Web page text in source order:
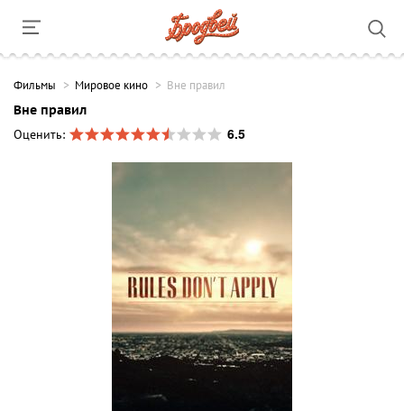
Фильмы Мировое кино Вне правил
Вне правил
Оценить:
6.5